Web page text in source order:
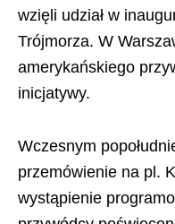
wzięli udział w
Trójmorza. W
amerykańskiego
inicjatywy.
Wczesnym
przemówienie na pl.
wystąpienie